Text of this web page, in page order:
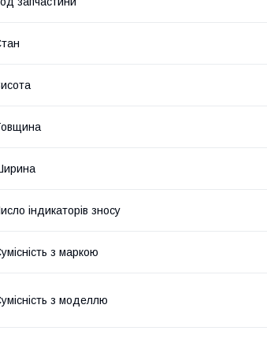
індикаторів зносу
з маркою
з моделлю